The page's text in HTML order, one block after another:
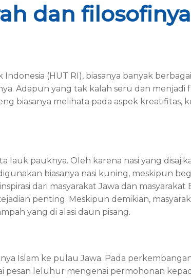
dan filosofinya
(HUT RI), biasanya banyak
Adapun yang tak kalah seru dan
biasanya melihata pada aspek kreatifitas,
lauk pauknya. Oleh karena nasi yang
biasanya nasi kuning, meskipun
dari masyarakat Jawa dan
penting. Meskipun demikian,
yang di alasi daun pisang.
Islam ke pulau Jawa. Pada
pesan leluhur mengenai permohonan